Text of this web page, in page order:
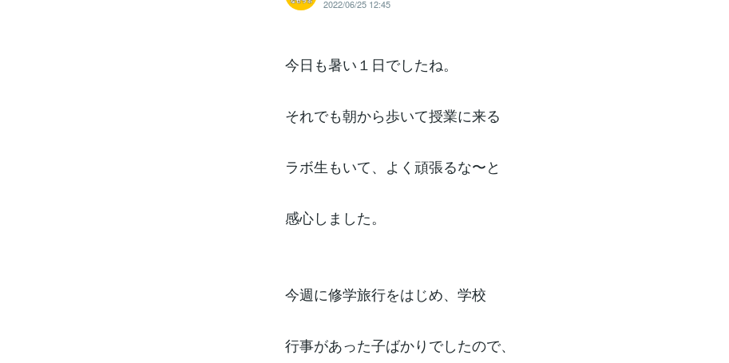
2022/06/25 12:45
今日も暑い１日でしたね。
それでも朝から歩いて授業に来る
ラボ生もいて、よく頑張るな〜と
感心しました。
今週に修学旅行をはじめ、学校
行事があった子ばかりでしたので、